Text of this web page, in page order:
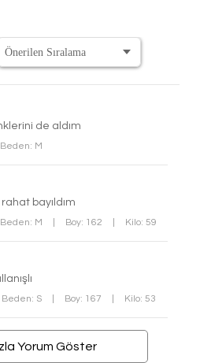
de aldım
Beden: M
bayıldım
Beden: M Boy: 162 Kilo: 59
Beden: S Boy: 167 Kilo: 53
Yorum Göster